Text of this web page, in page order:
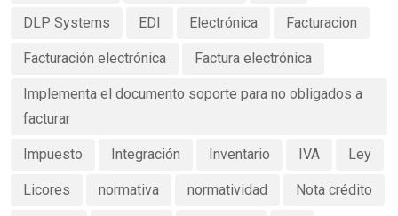
DLP Systems EDI Electrónica Facturacion
Facturación electrónica Factura electrónica
Implementa el documento soporte para no obligados a
facturar
Impuesto Integración Inventario IVA Ley
Licores normativa normatividad Nota crédito